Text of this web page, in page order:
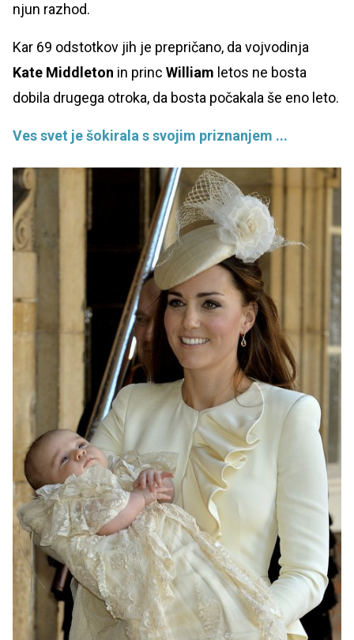
njun razhod.
Kar 69 odstotkov jih je prepričano, da vojvodinja
Kate Middleton in princ William letos ne bosta
dobila drugega otroka, da bosta počakala še eno leto.
Ves svet je šokirala s svojim priznanjem ...